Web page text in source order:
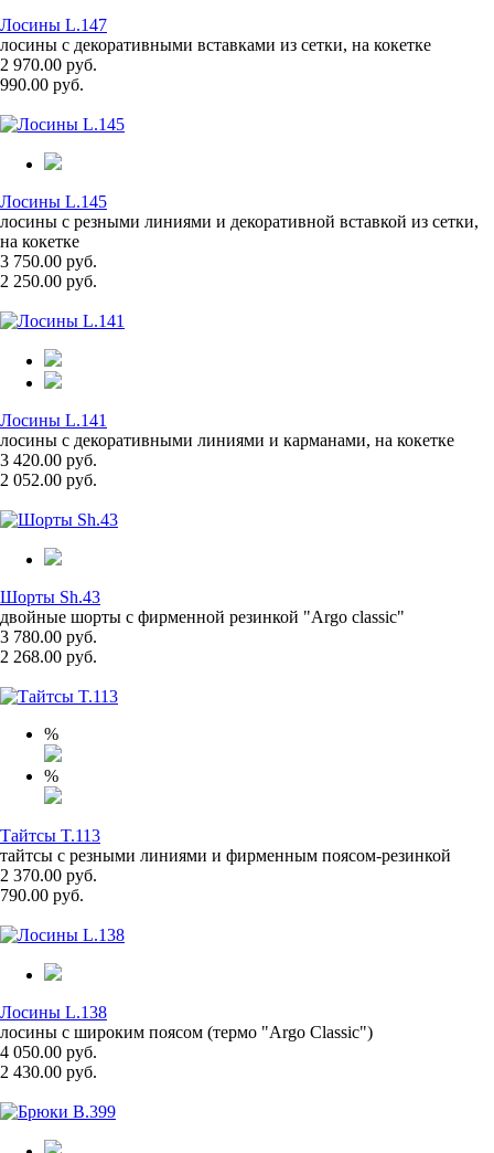
Лосины L.147
лосины с декоративными вставками из сетки, на кокетке
2 970.00 руб.
990.00 руб.
Лосины L.145
лосины с резными линиями и декоративной вставкой из сетки,
на кокетке
3 750.00 руб.
2 250.00 руб.
Лосины L.141
лосины с декоративными линиями и карманами, на кокетке
3 420.00 руб.
2 052.00 руб.
Шорты Sh.43
двойные шорты с фирменной резинкой "Argo classic"
3 780.00 руб.
2 268.00 руб.
%
%
Тайтсы T.113
тайтсы с резными линиями и фирменным поясом-резинкой
2 370.00 руб.
790.00 руб.
Лосины L.138
лосины с широким поясом (термо "Argo Classic")
4 050.00 руб.
2 430.00 руб.